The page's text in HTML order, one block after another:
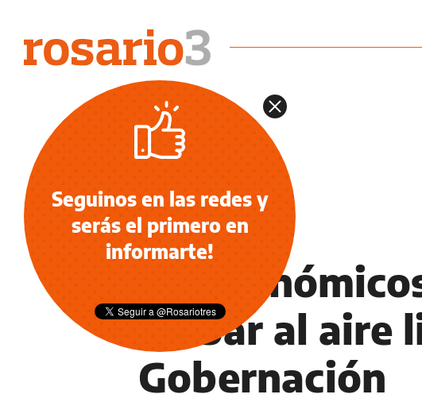
INFORMACIÓN GENERAL
un bar al aire
Gobernación
Seguinos en las redes y
serás el primero en
informarte!